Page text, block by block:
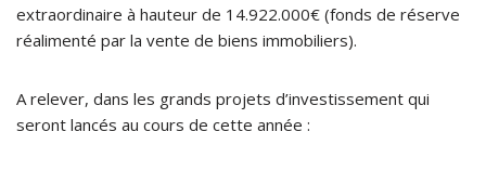
extraordinaire à hauteur de 14.922.000€ (fonds de réserve
réalimenté par la vente de biens immobiliers).
A relever, dans les grands projets d’investissement qui
seront lancés au cours de cette année :